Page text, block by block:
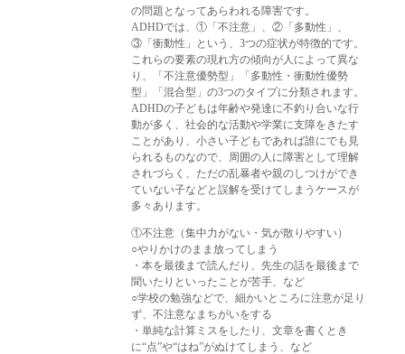
の問題となってあらわれる障害です。
ADHDでは、①「不注意」、②「多動性」、
③「衝動性」という、3つの症状が特徴的です。
これらの要素の現れ方の傾向が人によって異な
り、「不注意優勢型」「多動性・衝動性優勢
型」「混合型」の3つのタイプに分類されます。
ADHDの子どもは年齢や発達に不釣り合いな行
動が多く、社会的な活動や学業に支障をきたす
ことがあり、小さい子どもであれば誰にでも見
られるものなので、周囲の人に障害として理解
されづらく、ただの乱暴者や親のしつけができ
ていない子などと誤解を受けてしまうケースが
多々あります。
①不注意（集中力がない・気が散りやすい）
○やりかけのまま放ってしまう
・本を最後まで読んだり、先生の話を最後まで
聞いたりといったことが苦手、など
○学校の勉強などで、細かいところに注意が足り
ず、不注意なまちがいをする
・単純な計算ミスをしたり、文章を書くとき
に“点”や“はね”がぬけてしまう、など